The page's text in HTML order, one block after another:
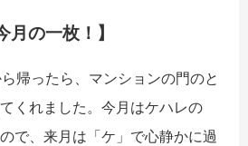
月の一枚！】
帰ったら、マンションの門のと
くれました。今月はケハレの
で、来月は「ケ」で心静かに過